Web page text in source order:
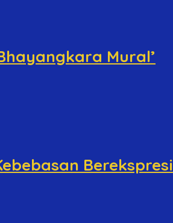
Mural’
Berekspresi